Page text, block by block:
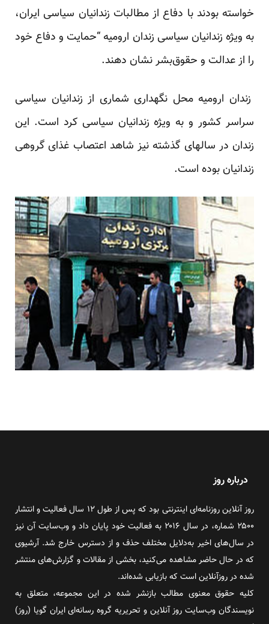
خواسته‌ بودند با دفاع از مطالبات زندانیان سیاسی ایران،
به ویژه زندانیان سیاسی زندان ارومیه “حمایت و دفاع خود
را از عدالت و حقوق‌بشر نشان دهند.
زندان ارومیه محل نگهداری شماری از زندانیان سیاسی
سراسر کشور و به ویژه زندانیان سیاسی کرد است. این
زندان در سالهای گذشته نیز شاهد اعتصاب غذای گروهی
زندانیان بوده است.
درباره روز
روز آنلاین روزنامه‌ای اینترنتی بود که پس از طول ۱۲ سال فعالیت و انتشار
۲۵۰۰ شماره، در سال ۲۰۱۶ به فعالیت خود پایان داد و وب‌سایت آن نیز
در سال‌های اخیر به‌دلایل مختلف حذف و از دسترس خارج شد. آرشیوی
که در حال حاضر مشاهده می‌کنید، بخشی از مقالات و گزارش‌های منتشر
شده در روزآنلاین است که بازیابی شده‌اند.
کلیه حقوق معنوی مطالب بازنشر شده در این مجموعه، متعلق به
نویسندگان وب‌سایت روز آنلاین و تحریریه گروه رسانه‌ای ایران گویا (روز)